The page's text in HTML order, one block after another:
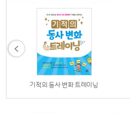
기적의 동사 변화 트레이닝